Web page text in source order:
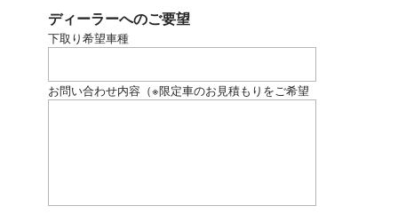
ディーラーへのご要望
下取り希望車種
お問い合わせ内容 （※限定車のお見積もりをご希望